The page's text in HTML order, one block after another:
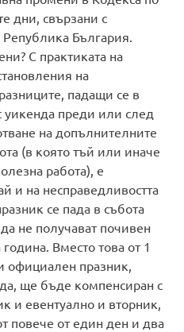
дни, свързани с
България.
С практиката на
на
падащи се в
уикенда преди или след
на допълнителните
(в която тъй или иначе
работа), е
и на несправедливостта
се пада в събота
не получават почивен
Вместо това от 1
официален празник,
ще бъде компенсиран с
и евентуално и вторник,
повече от един ден и два